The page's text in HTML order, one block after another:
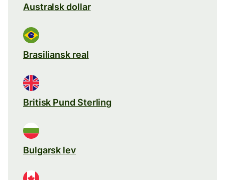
Australsk dollar
Brasiliansk real
Britisk Pund Sterling
Bulgarsk lev